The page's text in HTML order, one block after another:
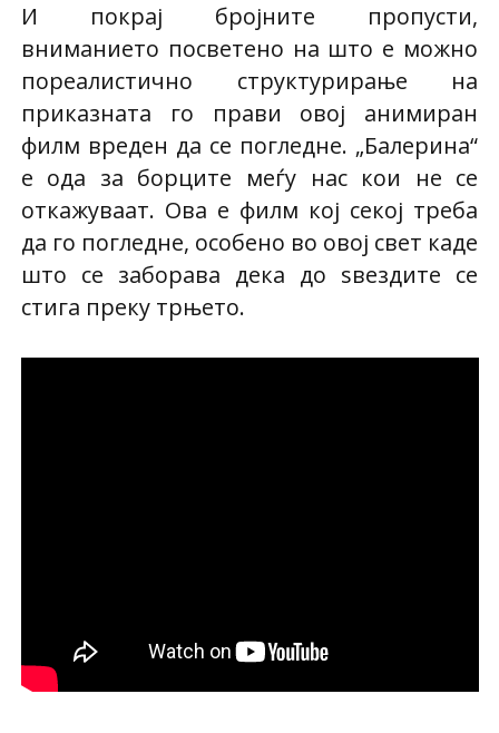
И покрај бројните пропусти,
вниманието посветено на што е можно
пореалистично структурирање на
приказната го прави овој анимиран
филм вреден да се погледне. „Балерина“
е ода за борците меѓу нас кои не се
откажуваат. Ова е филм кој секој треба
да го погледне, особено во овој свет каде
што се заборава дека до ѕвездите се
стига преку трњето.